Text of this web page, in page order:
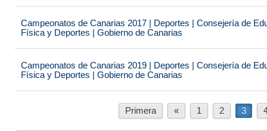
Campeonatos de Canarias 2017 | Deportes | Consejería de
Física y Deportes | Gobierno de Canarias
Campeonatos de Canarias 2019 | Deportes | Consejería de
Física y Deportes | Gobierno de Canarias
Primera « 1 2 3